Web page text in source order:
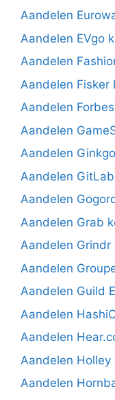
Aandelen
Aandelen EVgo
Aandelen
Aandelen Fisker
Aandelen
Aandelen
Aandelen
Aandelen
Aandelen
Aandelen Grab
Aandelen Grindr
Aandelen
Aandelen Guild
Aandelen
Aandelen
Aandelen Holley
Aandelen